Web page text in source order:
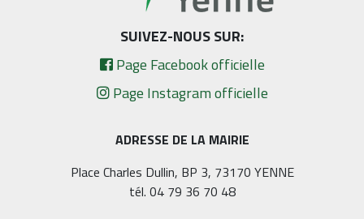
ADRESSE DE LA MAIRIE
Place Charles Dullin, BP 3, 73170 YENNE
tél. 04 79 36 70 48
SUIVEZ-NOUS SUR:
Page Facebook officielle
Page Instagram officielle